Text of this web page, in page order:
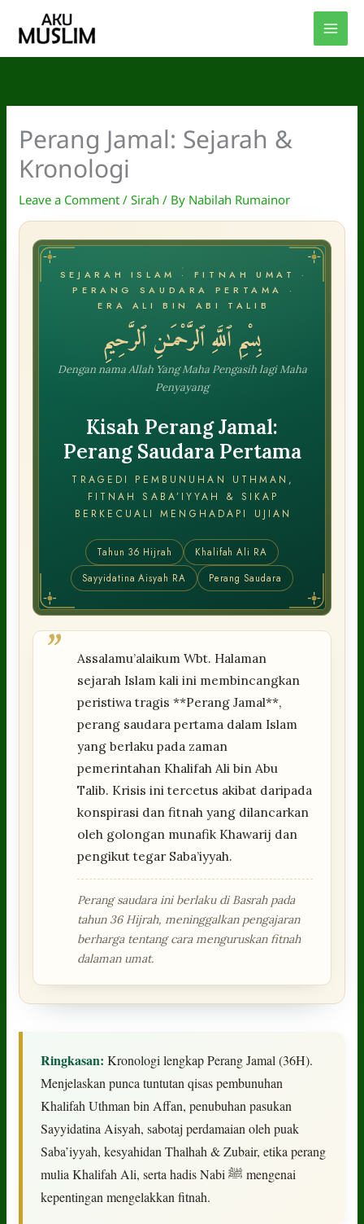
Perang Jamal: Sejarah &
Kronologi
Leave a Comment /Sirah / By Nabilah Rumainor
SEJARAH ISLAM · FITNAH UMAT ·
PERANG SAUDARA PERTAMA ·
ERA ALI BIN ABI TALIB
بِسْمِ ٱللَّهِ ٱلرَّحْمَـٰنِ ٱلرَّحِيمِ
Dengan nama Allah Yang Maha Pengasih lagi Maha
Penyayang
Kisah Perang Jamal:
Perang Saudara Pertama
TRAGEDI PEMBUNUHAN UTHMAN,
FITNAH SABA’IYYAH & SIKAP
BERKECUALI MENGHADAPI UJIAN
Tahun 36 Hijrah
Khalifah Ali RA
Sayyidatina Aisyah RA
Perang Saudara
”
Assalamu’alaikum Wbt. Halaman
sejarah Islam kali ini membincangkan
peristiwa tragis **Perang Jamal**,
perang saudara pertama dalam Islam
yang berlaku pada zaman
pemerintahan Khalifah Ali bin Abu
Talib. Krisis ini tercetus akibat daripada
konspirasi dan fitnah yang dilancarkan
oleh golongan munafik Khawarij dan
pengikut tegar Saba’iyyah.
Perang saudara ini berlaku di Basrah pada
tahun 36 Hijrah, meninggalkan pengajaran
berharga tentang cara menguruskan fitnah
dalaman umat.
Ringkasan: Kronologi lengkap Perang Jamal (36H).
Menjelaskan punca tuntutan qisas pembunuhan
Khalifah Uthman bin Affan, penubuhan pasukan
Sayyidatina Aisyah, sabotaj perdamaian oleh puak
Saba’iyyah, kesyahidan Thalhah & Zubair, etika perang
mulia Khalifah Ali, serta hadis Nabi ﷺ mengenai
kepentingan mengelakkan fitnah.